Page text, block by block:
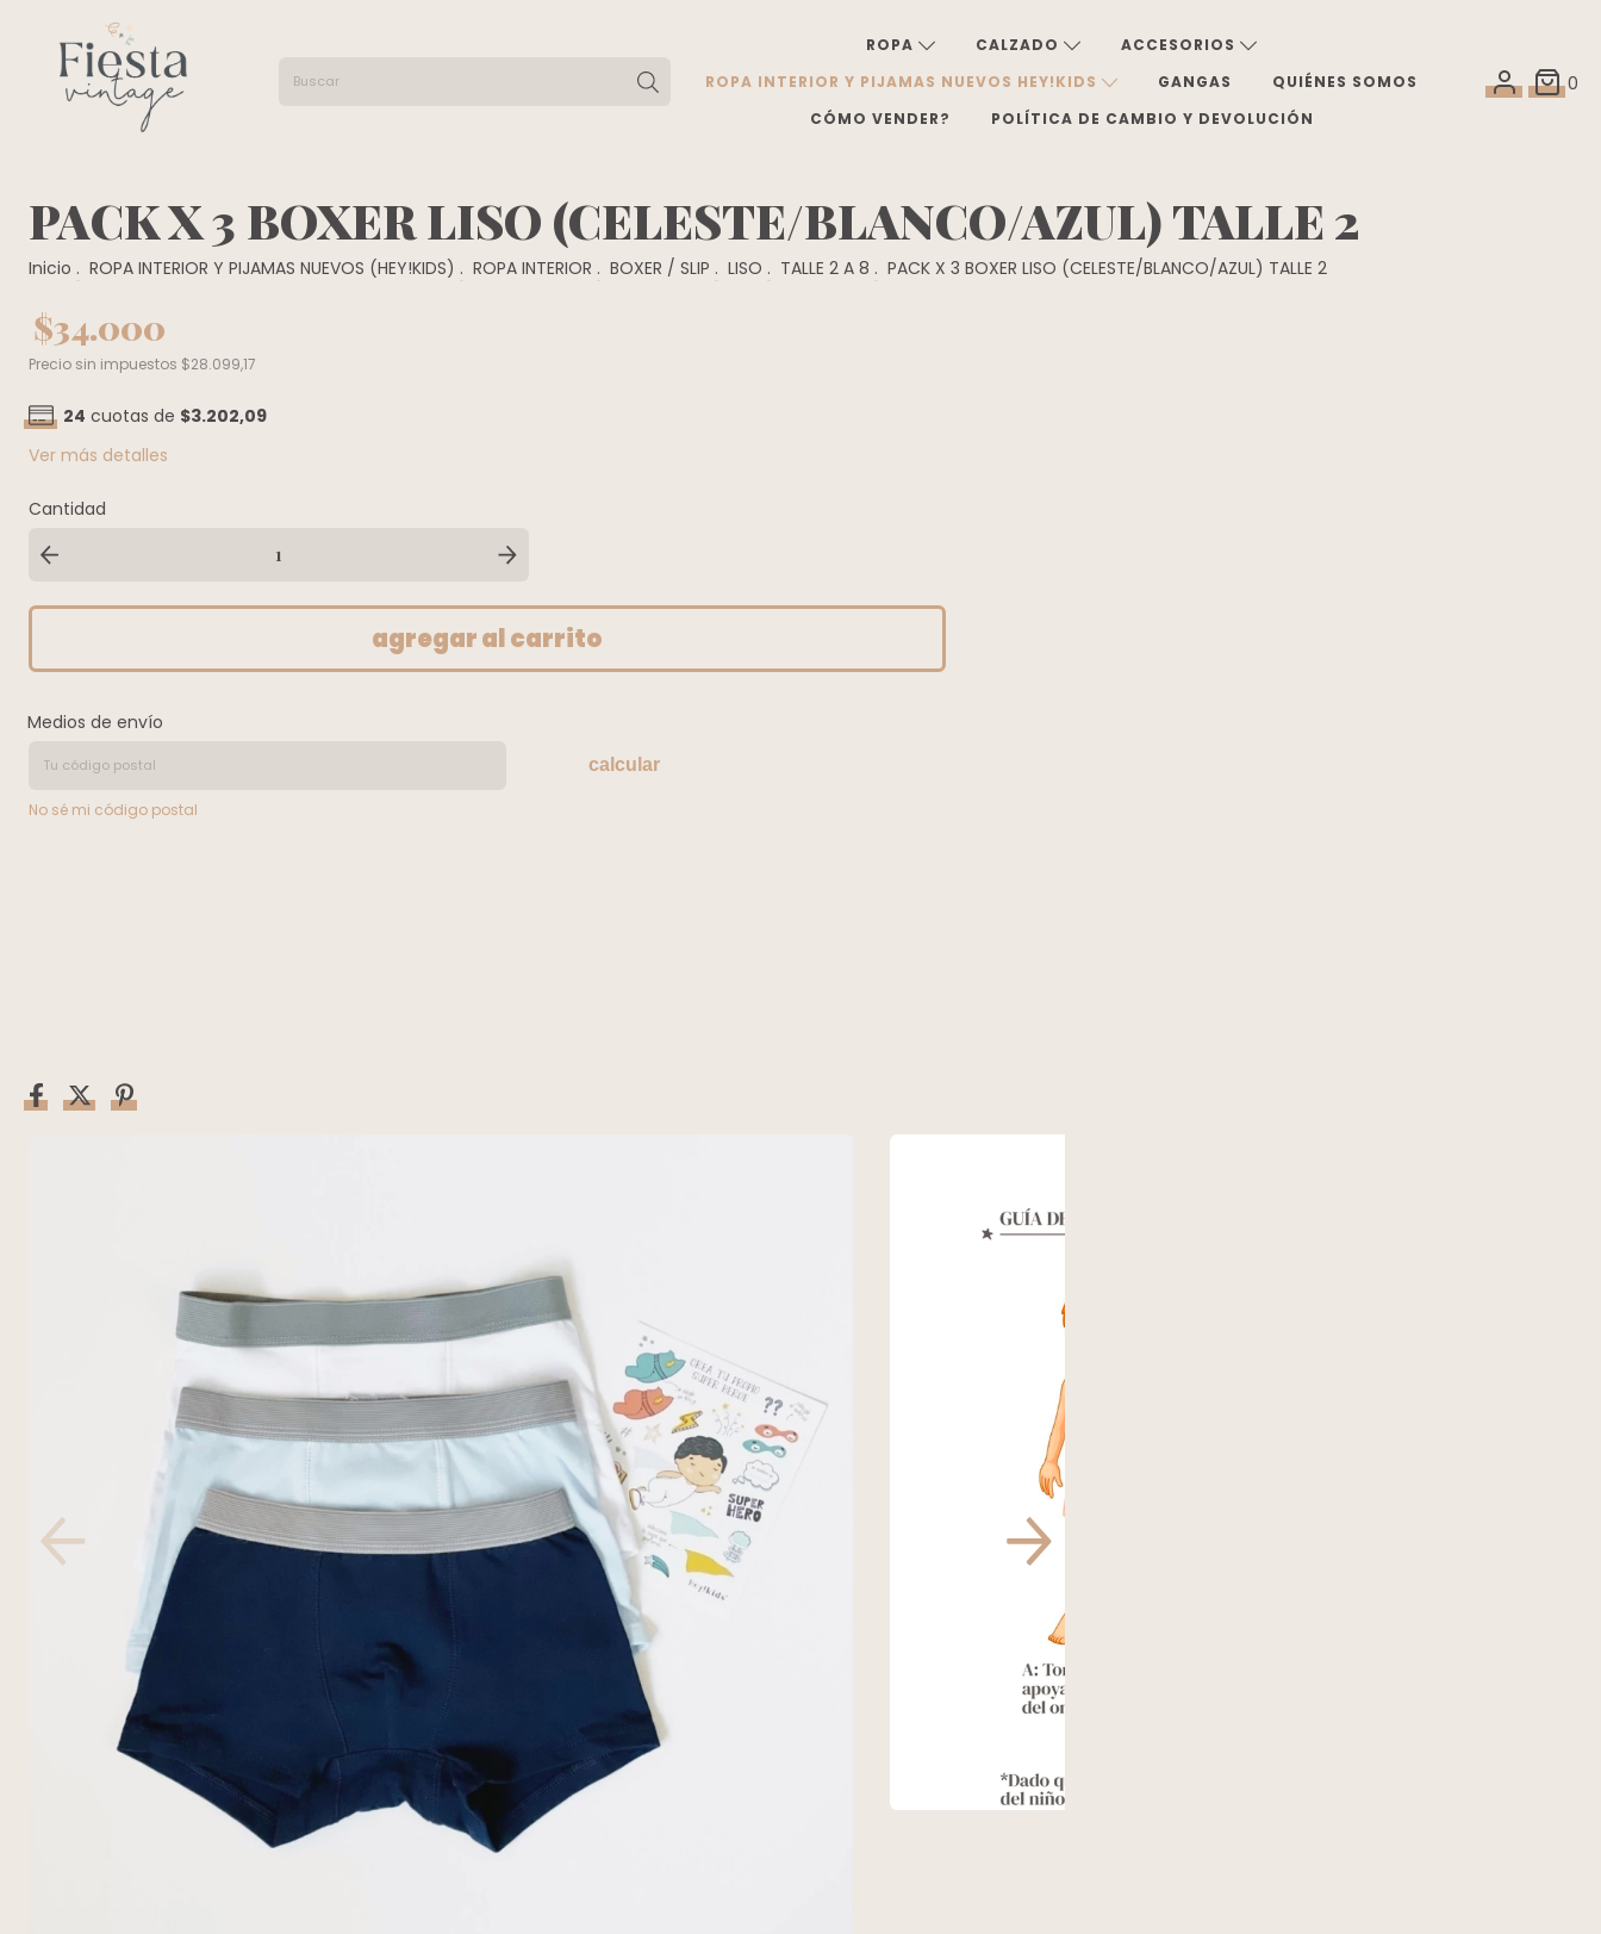
ROPA CALZADO
ACCESORIOS
ROPA INTERIOR Y PIJAMAS NUEVOS HEY!KIDS
GANGAS
QUIÉNES SOMOS
CÓMO VENDER?
POLÍTICA DE CAMBIO Y DEVOLUCIÓN
0
PACK X 3 BOXER LISO (CELESTE/BLANCO/AZUL) TALLE 2
Inicio . ROPA INTERIOR Y PIJAMAS NUEVOS (HEY!KIDS) . ROPA INTERIOR . BOXER / SLIP . LISO . TALLE 2 A 8 . PACK X 3 BOXER LISO (CELESTE/BLANCO/AZUL) TALLE 2
$34.000
Precio sin impuestos $28.099,17
24 cuotas de $3.202,09
Ver más detalles
Cantidad
Medios de envío
calcular
No sé mi código postal